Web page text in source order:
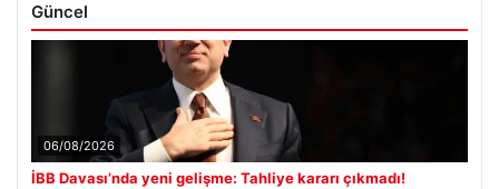
Güncel
06/08/2026
İBB Davası’nda yeni gelişme: Tahliye kararı çıkmadı!